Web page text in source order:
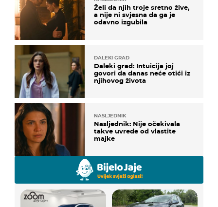
Želi da njih troje sretno žive,
a nije ni svjesna da ga je
odavno izgubila
DALEKI GRAD
Daleki grad: Intuicija joj
govori da danas neće otići iz
njihovog života
NASLJEDNIK
Nasljednik: Nije očekivala
takve uvrede od vlastite
majke